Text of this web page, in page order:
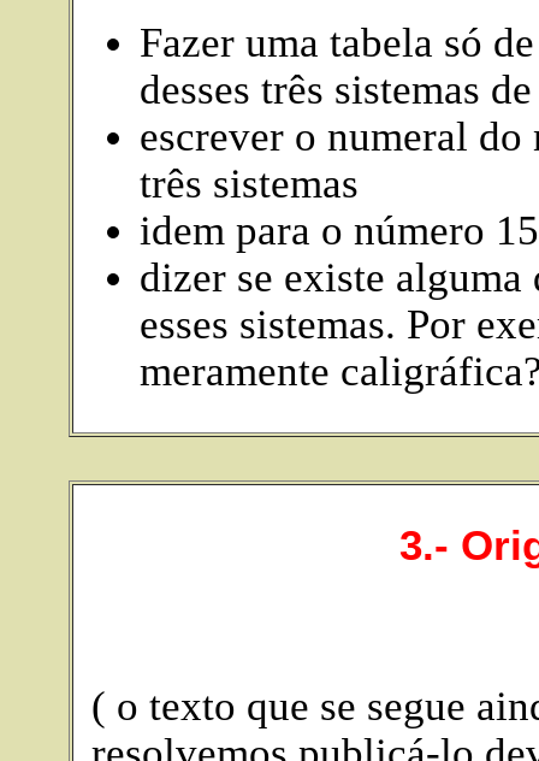
Fazer uma tabela só
desses três sistemas
escrever o numeral do
três sistemas
idem para o número
dizer se existe
esses sistemas. Por
meramente
3.-
( o texto que se segue